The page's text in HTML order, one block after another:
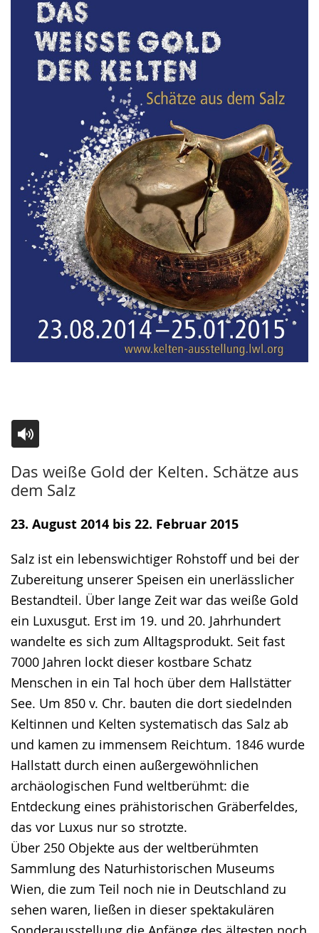
Das weiße Gold der Kelten. Schätze aus
dem Salz
Leichten
Sprache
wechseln.
Audio-
Unterstützung.
Video
in
Deutscher
wird
angezeigt.
23. August 2014 bis 22. Februar 2015
Salz ist ein lebenswichtiger Rohstoff und bei der
Zubereitung unserer Speisen ein unerlässlicher
Bestandteil. Über lange Zeit war das weiße Gold
ein Luxusgut. Erst im 19. und 20. Jahrhundert
wandelte es sich zum Alltagsprodukt. Seit fast
7000 Jahren lockt dieser kostbare Schatz
Menschen in ein Tal hoch über dem Hallstätter
See. Um 850 v. Chr. bauten die dort siedelnden
Keltinnen und Kelten systematisch das Salz ab
und kamen zu immensem Reichtum. 1846 wurde
Hallstatt durch einen außergewöhnlichen
archäologischen Fund weltberühmt: die
Entdeckung eines prähistorischen Gräberfeldes,
das vor Luxus nur so strotzte.
Über 250 Objekte aus der weltberühmten
Sammlung des Naturhistorischen Museums
Wien, die zum Teil noch nie in Deutschland zu
sehen waren, ließen in dieser spektakulären